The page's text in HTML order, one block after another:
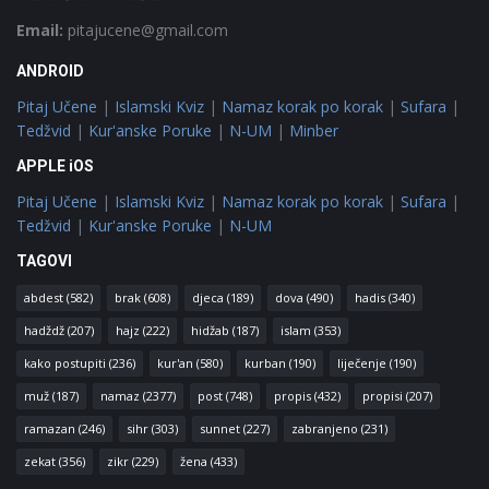
Email: pitajucene@gmail.com
ANDROID
Pitaj Učene | Islamski Kviz | Namaz korak po korak | Sufara |
Tedžvid | Kur'anske Poruke | N-UM | Minber
APPLE iOS
Pitaj Učene | Islamski Kviz | Namaz korak po korak | Sufara |
Tedžvid | Kur'anske Poruke | N-UM
TAGOVI
abdest (582) brak (608) djeca (189) dova (490) hadis (340)
hadždž (207) hajz (222) hidžab (187) islam (353)
kako postupiti (236) kur'an (580) kurban (190) liječenje (190)
muž (187) namaz (2377) post (748) propis (432) propisi (207)
ramazan (246) sihr (303) sunnet (227) zabranjeno (231)
zekat (356) zikr (229) žena (433)